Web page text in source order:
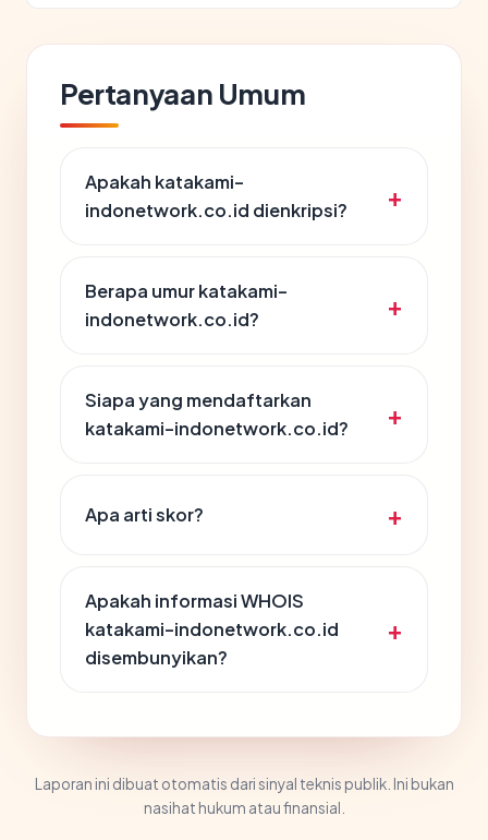
Pertanyaan Umum
Apakah katakami-
indonetwork.co.id dienkripsi?
Berapa umur katakami-
indonetwork.co.id?
Siapa yang mendaftarkan
katakami-indonetwork.co.id?
Apa arti skor?
Apakah informasi WHOIS
katakami-indonetwork.co.id
disembunyikan?
Laporan ini dibuat otomatis dari sinyal teknis publik. Ini bukan
nasihat hukum atau finansial.